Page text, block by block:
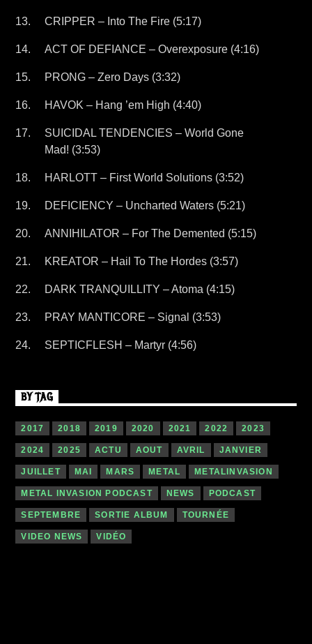
CRIPPER – Into The Fire (5:17)
ACT OF DEFIANCE – Overexposure (4:16)
PRONG – Zero Days (3:32)
HAVOK – Hang ’em High (4:40)
SUICIDAL TENDENCIES – World Gone
Mad! (3:53)
HARLOTT – First World Solutions (3:52)
DEFICIENCY – Uncharted Waters (5:21)
ANNIHILATOR – For The Demented (5:15)
KREATOR – Hail To The Hordes (3:57)
DARK TRANQUILLITY – Atoma (4:15)
PRAY MANTICORE – Signal (3:53)
SEPTICFLESH – Martyr (4:56)
BY TAG
2017 2018 2019 2020 2021 2022 2023
2024 2025 ACTU AOUT AVRIL JANVIER
JUILLET MAI MARS METAL METALINVASION
METAL INVASION PODCAST NEWS PODCAST
SEPTEMBRE SORTIE ALBUM TOURNÉE
VIDEO NEWS VIDÉO